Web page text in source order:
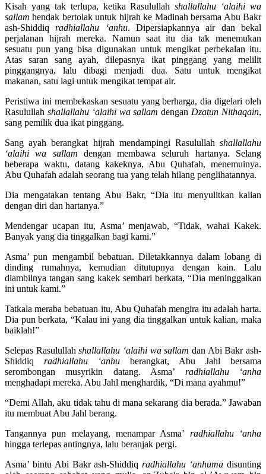
Kisah yang tak terlupa, ketika Rasulullahshallallahu ‘alaihi wa
sallam hendak bertolak untuk hijrah ke Madinah bersama Abu Bakr
ash-Shiddiqradhiallahu ‘anhu. Dipersiapkannya air dan bekal
perjalanan hijrah mereka. Namun saat itu dia tak menemukan
sesuatu pun yang bisa digunakan untuk mengikat perbekalan itu.
Atas saran sang ayah, dilepasnya ikat pinggang yang melilit
pinggangnya, lalu dibagi menjadi dua. Satu untuk mengikat
makanan, satu lagi untuk mengikat tempat air.
Peristiwa ini membekaskan sesuatu yang berharga, dia digelari oleh
Rasulullah shallallahu ‘alaihi wa sallam dengan Dzatun Nithaqain,
sang pemilik dua ikat pinggang.
Sang ayah berangkat hijrah mendampingi Rasulullah shallallahu
‘alaihi wa sallam dengan membawa seluruh hartanya. Selang
beberapa waktu, datang kakeknya, Abu Quhafah, menemuinya.
Abu Quhafah adalah seorang tua yang telah hilang penglihatannya.
Dia mengatakan tentang Abu Bakr, “Dia itu menyulitkan kalian
dengan diri dan hartanya.”
Mendengar ucapan itu, Asma’ menjawab, “Tidak, wahai Kakek.
Banyak yang dia tinggalkan bagi kami.”
Asma’ pun mengambil bebatuan. Diletakkannya dalam lobang di
dinding rumahnya, kemudian ditutupnya dengan kain. Lalu
diambilnya tangan sang kakek sembari berkata, “Dia meninggalkan
ini untuk kami.”
Tatkala meraba bebatuan itu, Abu Quhafah mengira itu adalah harta.
Dia pun berkata, “Kalau ini yang dia tinggalkan untuk kalian, maka
baiklah!”
Selepas Rasulullahshallallahu ‘alaihi wa sallam dan Abi Bakr ash-
Shiddiq radhiallahu ‘anhu berangkat, Abu Jahl bersama
serombongan musyrikin datang. Asma’ radhiallahu ‘anha
menghadapi mereka. Abu Jahl menghardik, “Di mana ayahmu!”
“Demi Allah, aku tidak tahu di mana sekarang dia berada.” Jawaban
itu membuat Abu Jahl berang.
Tangannya pun melayang, menampar Asma’ radhiallahu ‘anha
hingga terlepas antingnya, lalu beranjak pergi.
Asma’ bintu Abi Bakr ash-Shiddiqradhiallahu ‘anhuma disunting